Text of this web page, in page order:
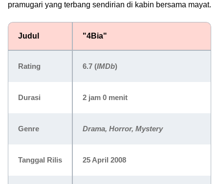
pramugari yang terbang sendirian di kabin bersama mayat.
Judul "4Bia"
Rating 6.7 (IMDb)
Durasi 2 jam 0 menit
Genre Drama, Horror, Mystery
Tanggal Rilis 25 April 2008